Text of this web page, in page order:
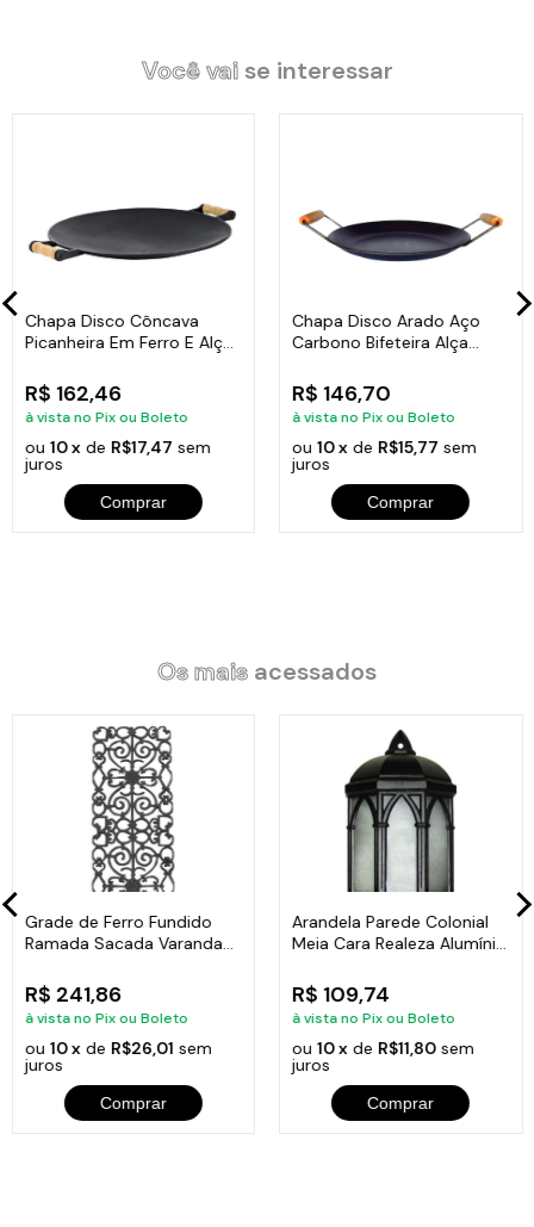
Diâmetro: 45cm
Largura com alça: 55cm
peso: 6,28kg
Itens Inclusos:
Chapa Disco Côncava Picanheira Em Ferro E Alça Madeira 45
Cm
Você vaise interessar
Chapa Disco Côncava
Picanheira Em Ferro E Alça
R$ 162,46
à vista no Pix ou Boleto
ou 10 xde R$17,47 sem
juros
Comprar
Chapa Disco Arado Aço
Carbono Bifeteira Alça
R$ 146,70
à vista no Pix ou Boleto
ou 10 xde R$15,77 sem
juros
Comprar
Os mais acessados
Grade de Ferro Fundido
Ramada Sacada Varanda
R$ 241,86
à vista no Pix ou Boleto
ou 10 xde R$26,01 sem
juros
Comprar
Arandela Parede Colonial
Meia Cara Realeza Alumínio
R$ 109,74
à vista no Pix ou Boleto
ou 10 xde R$11,80sem
juros
Comprar